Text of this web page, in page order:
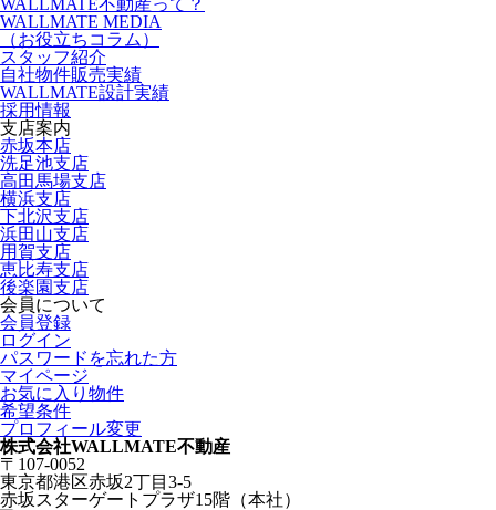
WALLMATE不動産って？
WALLMATE MEDIA
（お役立ちコラム）
スタッフ紹介
自社物件販売実績
WALLMATE設計実績
採用情報
支店案内
赤坂本店
洗足池支店
高田馬場支店
横浜支店
下北沢支店
浜田山支店
用賀支店
恵比寿支店
後楽園支店
会員について
会員登録
ログイン
パスワードを忘れた方
マイページ
お気に入り物件
希望条件
プロフィール変更
株式会社WALLMATE不動産
〒107-0052
東京都港区赤坂2丁目3-5
赤坂スターゲートプラザ15階（本社）